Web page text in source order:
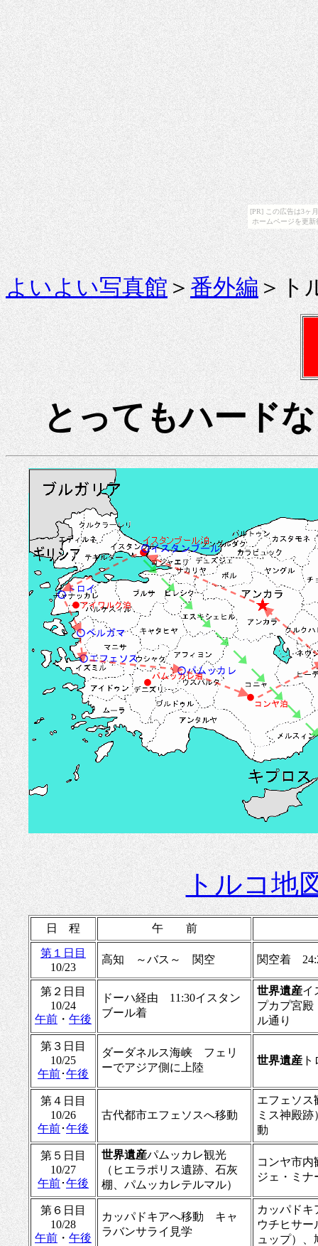
[PR] この広告は3ヶ
ホームページを更
よいよい写真館＞番外編＞ト
とってもハード
トルコ地
日 程 午 前
第１日目
10/23
高知 ～バス～ 関空 関空着
第２日目
10/24
午前 ・ 午後
ドーハ経由 11:30イスタン
ブール着
世界遺産イ
プカプ宮
ル通り
第３日目
10/25
午前･午後
ダーダネルス海峡 フェリ
ーでアジア側に上陸
世界遺産
第４日目
10/26
午前･午後
古代都市エフェソスへ移動
エフェソス
ミス神殿
動
第５日目
10/27
午前･午後
世界遺産パムッカレ観光
（ヒエラポリス遺跡、石灰
棚、パムッカレテルマル）
コンヤ市内
ジェ・ミナ
第６日目
10/28
午前 ・ 午後
カッパドキアへ移動 キャ
ラバンサライ見学
カッパドキ
ウチヒサー
ュップ）